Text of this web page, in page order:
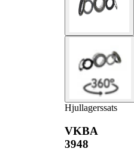
Hjullagerssats
VKBA
3948